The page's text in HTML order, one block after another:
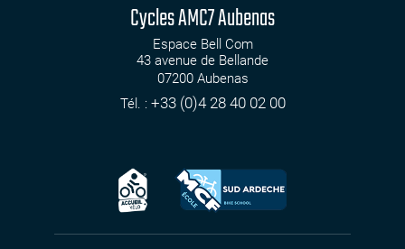
Cycles AMC7 Aubenas
Espace Bell Com
43 avenue de Bellande
07200 Aubenas
Tél. : +33 (0)4 28 40 02 00